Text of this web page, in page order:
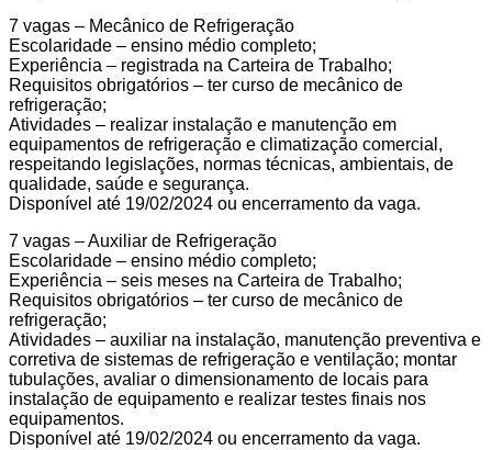
7 vagas – Mecânico de Refrigeração
Escolaridade – ensino médio completo;
Experiência – registrada na Carteira de Trabalho;
Requisitos obrigatórios – ter curso de mecânico de
refrigeração;
Atividades – realizar instalação e manutenção em
equipamentos de refrigeração e climatização comercial,
respeitando legislações, normas técnicas, ambientais, de
qualidade, saúde e segurança.
Disponível até 19/02/2024 ou encerramento da vaga.
7 vagas – Auxiliar de Refrigeração
Escolaridade – ensino médio completo;
Experiência – seis meses na Carteira de Trabalho;
Requisitos obrigatórios – ter curso de mecânico de
refrigeração;
Atividades – auxiliar na instalação, manutenção preventiva e
corretiva de sistemas de refrigeração e ventilação; montar
tubulações, avaliar o dimensionamento de locais para
instalação de equipamento e realizar testes finais nos
equipamentos.
Disponível até 19/02/2024 ou encerramento da vaga.